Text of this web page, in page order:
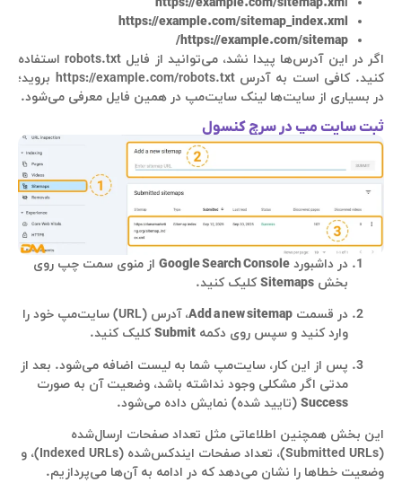
https://example.com/sitemap_index.xml
https://example.com/sitemap/
اگر در این آدرس‌ها پیدا نشد، می‌توانید از فایل robots.txt استفاده
کنید. کافی است به آدرس https://example.com/robots.txt بروید؛
در بسیاری از سایت‌ها لینک سایت‌مپ در همین فایل معرفی می‌شود.
ثبت سایت مپ در سرچ کنسول
در داشبورد Google Search Console از منوی سمت چپ روی
بخش Sitemapsکلیک کنید.
در قسمت Add a new sitemap
، آدرس (URL) سایت‌مپ خود را
وارد کنید و سپس روی دکمه Submitکلیک کنید.
پس از این کار، سایت‌مپ شما به لیست اضافه می‌شود. بعد از
مدتی اگر مشکلی وجود نداشته باشد، وضعیت آن به صورت
Success (تایید شده) نمایش داده می‌شود.
این بخش همچنین اطلاعاتی مثل تعداد صفحات ارسال‌شده
(Submitted URLs)، تعداد صفحات ایندکس‌شده (Indexed URLs)، و
وضعیت خطاها را نشان می‌دهد که در ادامه به آن‌ها می‌پردازیم.